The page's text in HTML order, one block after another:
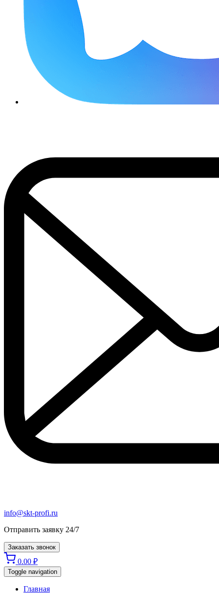
info@skt-profi.ru
Отправить заявку 24/7
Заказать звонок
0.00 ₽
Toggle navigation
Главная